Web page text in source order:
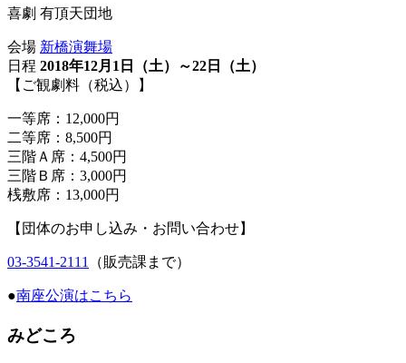
喜劇 有頂天団地
会場 新橋演舞場
日程 2018年12月1日（土）～22日（土）
【ご観劇料（税込）】
一等席：12,000円
二等席：8,500円
三階Ａ席：4,500円
三階Ｂ席：3,000円
桟敷席：13,000円
【団体のお申し込み・お問い合わせ】
03-3541-2111 （販売課まで）
●南座公演はこちら
みどころ